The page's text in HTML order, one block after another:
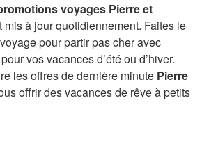
voyages Pierre et
mis à jour quotidiennement. Faites le
pour partir pas cher avec
pour vos vacances d’été ou d’hiver.
les offres de dernière minute Pierre
offrir des vacances de rêve à petits